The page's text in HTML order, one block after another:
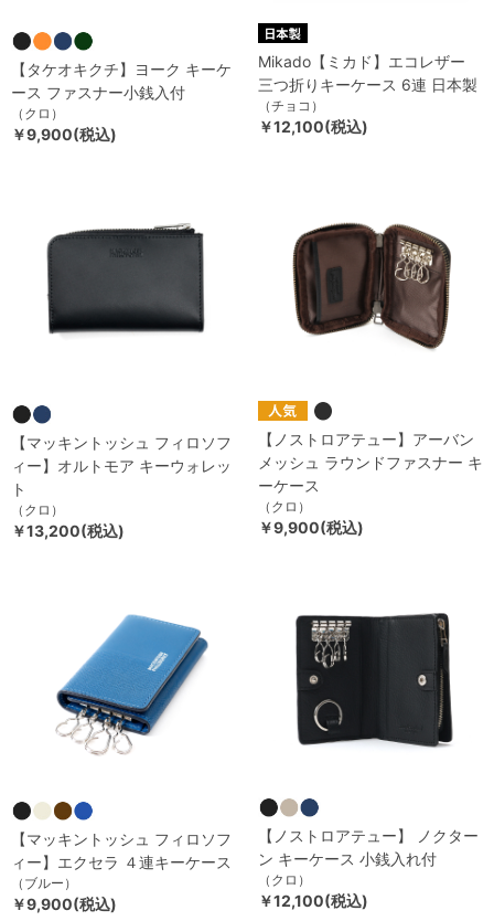
【タケオキクチ】ヨーク キーケ
ース ファスナー小銭入付
（クロ）
￥9,900(税込)
Mikado【ミカド】エコレザー
三つ折りキーケース 6連 日本製
（チョコ）
￥12,100(税込)
【マッキントッシュ フィロソフ
ィー】オルトモア キーウォレッ
ト
（クロ）
￥13,200(税込)
【ノストロアテュー】アーバン
メッシュ ラウンドファスナー キ
ーケース
（クロ）
￥9,900(税込)
【マッキントッシュ フィロソフ
ィー】エクセラ ４連キーケース
（ブルー）
￥9,900(税込)
【ノストロアテュー】 ノクター
ン キーケース 小銭入れ付
（クロ）
￥12,100(税込)